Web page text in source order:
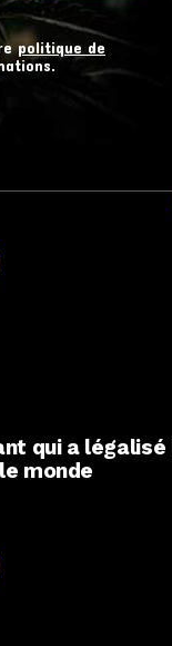
politique de
qui a légalisé
monde